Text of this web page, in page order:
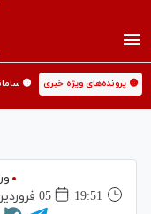
🟡 پرونده‌های ویژه خبری 🟡
19:51
05 فروردين 1405